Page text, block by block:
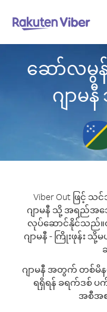
ဆော်လမွန်
ဂျာမ
Viber Out ဖြင့်
ဂျာမနီ သို့ အရည်အသွေ
လုပ်ဆောင်နိုင်သည်။
ဂျာမနီ - ကြိုးဖုန်း
ဂျာမနီ အတွက် တစ်မိန
ရရှိရန် ခရက်ဒစ် ပ
အစီအ